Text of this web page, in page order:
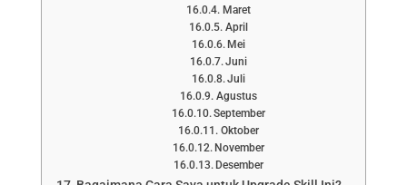
Maret
April
Mei
Juni
Juli
Agustus
September
Oktober
November
Desember